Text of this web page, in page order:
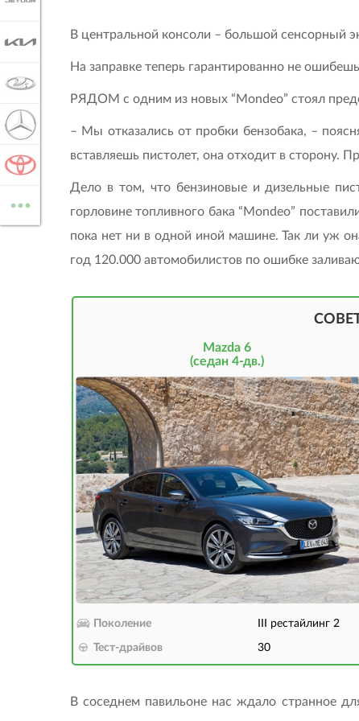
В центральной консоли – большой сенсорный
На заправке теперь гарантированно не
РЯДОМ с одним из новых “Mondeo” стоял
– Мы отказались от пробки бензобака, –
вставляешь пистолет, она отходит в сторону.
Дело в том, что бензиновые и дизельные
горловине топливного бака “Mondeo”
пока нет ни в одной иной машине. Так ли уж
год 120.000 автомобилистов по ошибке
Mazda 6
(седан 4-дв.)
Поколение III рестайлинг 2
Тест-драйвов 30
В соседнем павильоне нас ждало странное
MERCEDES-BENZ
... ВСЕ МАРКИ